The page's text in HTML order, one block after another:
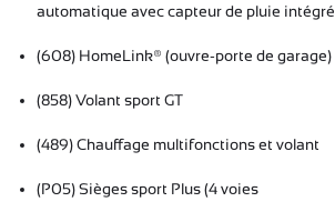
automatique avec capteur de pluie intégré
(608) HomeLink® (ouvre-porte de garage)
(858) Volant sport GT
(489) Chauffage multifonctions et volant
(P05) Sièges sport Plus (4 voies